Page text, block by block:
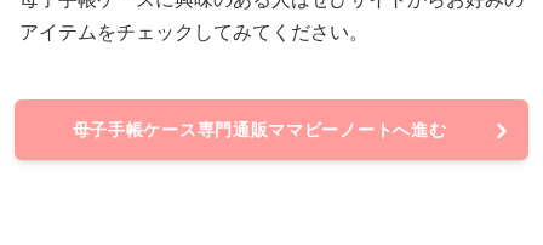
アイテムをチェックしてみてください。
母子手帳ケース専門通販ママビーノートへ進む